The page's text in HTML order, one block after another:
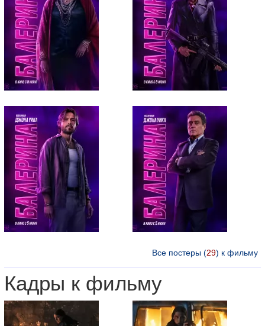
Все постеры (29) к фильму
Кадры к фильму